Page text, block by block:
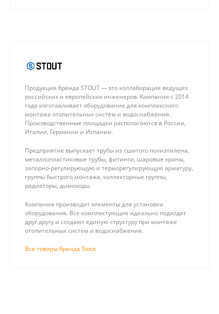
Продукция бренда STOUT — это коллаборация ведущих
российских и европейских инженеров. Компания с 2014
года изготавливает оборудование для комплексного
монтажа отопительных систем и водоснабжения.
Производственные площадки располагаются в России,
Италии, Германии и Испании.
Предприятие выпускает трубы из сшитого полиэтилена,
металлопластиковые трубы, фитинги, шаровые краны,
запорно-регулирующую и терморегулирующую арматуру,
группы быстрого монтажа, коллекторные группы,
радиаторы, дымоходы.
Компания производит элементы для установки
оборудования. Все комплектующие идеально подходят
друг другу и создают единую структуру при монтаже
отопительных систем и водоснабжения.
Все товары бренда Stout